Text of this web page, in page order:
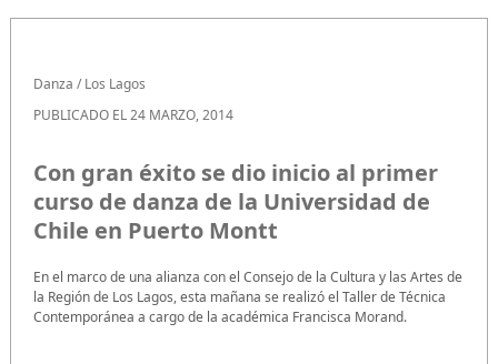
Danza /Los Lagos
PUBLICADO EL 24 MARZO, 2014
Con gran éxito se dio inicio al primer
curso de danza de la Universidad de
Chile en Puerto Montt
En el marco de una alianza con el Consejo de la Cultura y las Artes de
la Región de Los Lagos, esta mañana se realizó el Taller de Técnica
Contemporánea a cargo de la académica Francisca Morand.